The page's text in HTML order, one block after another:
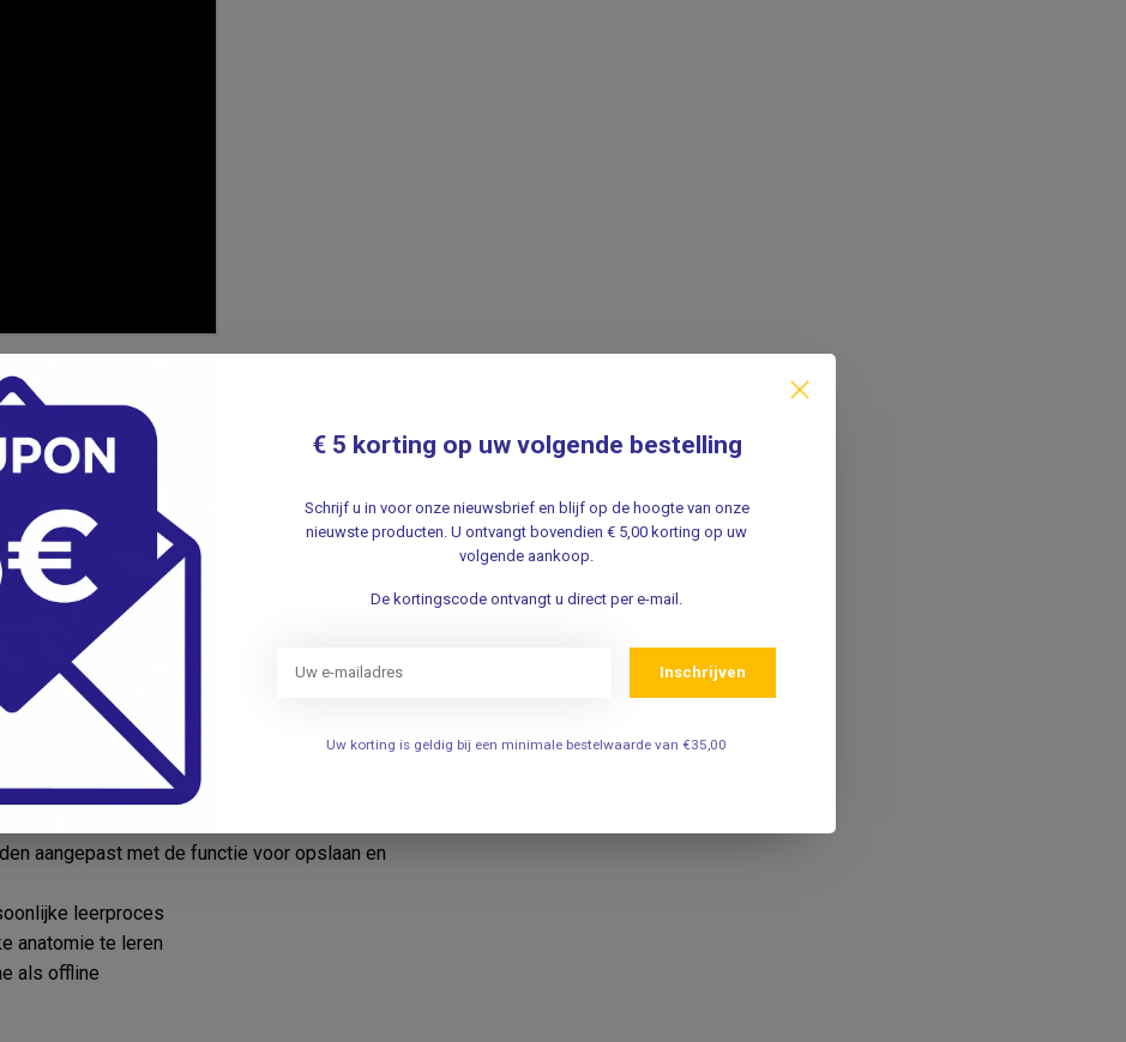
op elke gewenste plek geplaatst kan worden.
menselijke anatomie te leren en te
toegang tot de digitale tweeling op uw
inhoud met de volgende functies:
anatomiemodel
testen en te verbeteren met onmiddellijke
aangepast met de functie voor opslaan en
leerproces
anatomie te leren
als offline
€ 5 korting op uw volgende bestelling
Schrijf u in voor onze nieuwsbrief en blijf op de hoogte van onze
nieuwste producten. U ontvangt bovendien € 5,00 korting op uw
volgende aankoop.
De kortingscode ontvangt u direct per e-mail.
Inschrijven
Uw korting is geldig bij een minimale bestelwaarde van €35,00